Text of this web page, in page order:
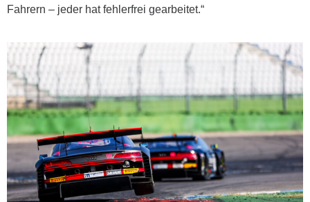
Fahrern – jeder hat fehlerfrei gearbeitet.“